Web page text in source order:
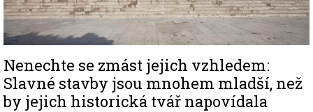
Nenechte se zmást jejich vzhledem:
Slavné stavby jsou mnohem mladší, než
by jejich historická tvář napovídala